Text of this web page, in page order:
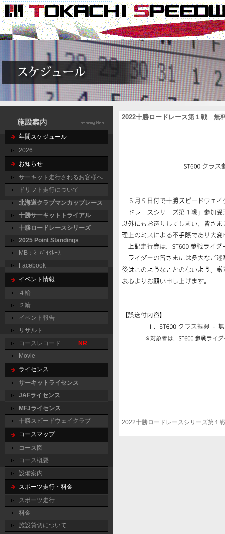
年間スケジュール
2026
お知らせ
サーキット走行されるお客様へ
ドリフト走行について
北海道クラブマンカップレース
十勝サーキットトライアル
十勝ロードレースシリーズ
2025 Point Standings
MB：ﾐﾆﾊﾞｲｸﾚｰｽ
Facebook
イベント情報
４輪
２輪
イベント報告
リザルト
コースレコード
NR
Movie
ライセンス
サーキットライセンス
JAFライセンス
MFJライセンス
十勝スピードウェイクラブ
コースマップ
コース図
コース概要
設備案内
スポーツ走行・料金
スポーツ走行
料金
施設貸切について
2022十勝ロードレース第１戦 無
2022十勝ロードレースシリーズ第１